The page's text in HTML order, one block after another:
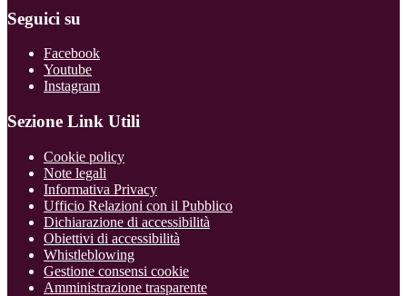
Seguici su
Facebook
Youtube
Instagram
Sezione Link Utili
Cookie policy
Note legali
Informativa Privacy
Ufficio Relazioni con il Pubblico
Dichiarazione di accessibilità
Obiettivi di accessibilità
Whistleblowing
Gestione consensi cookie
Amministrazione trasparente